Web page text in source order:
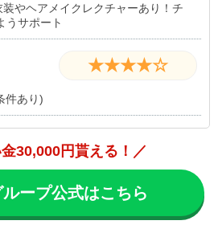
やヘアメイクレクチャーあり！チ
うサポート
★★★★☆
件あり)
30,000円貰える！／
ープ公式はこちら